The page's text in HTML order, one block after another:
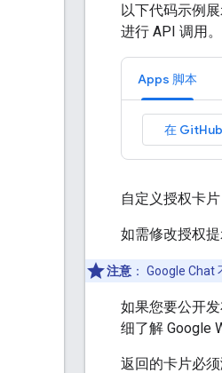
以下代码示例
进行 API 调用。
Apps 脚本
在
自定义授权卡片
如需修改授权
注意 ： Google Chat
如果您要公开
细了解 Google
返回的卡片必